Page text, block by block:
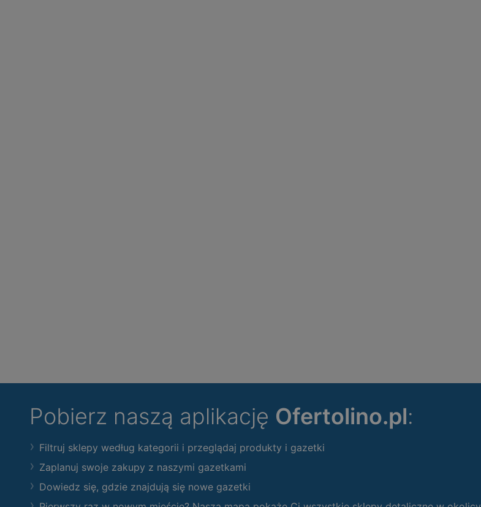
Pobierz naszą aplikację Ofertolino.pl:
Filtruj sklepy według kategorii i przeglądaj produkty i gazetki
Zaplanuj swoje zakupy z naszymi gazetkami
Dowiedz się, gdzie znajdują się nowe gazetki